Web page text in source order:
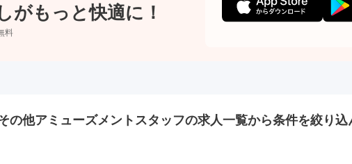
がもっと快適に！
料
の他アミューズメントスタッフの求人一覧から条件を絞り込